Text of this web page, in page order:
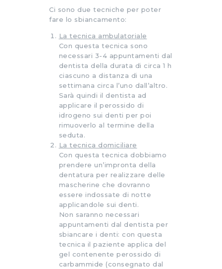
Ci sono due tecniche per poter
fare lo sbiancamento:
La tecnica ambulatoriale
Con questa tecnica sono
necessari 3-4 appuntamenti dal
dentista della durata di circa 1 h
ciascuno a distanza di una
settimana circa l’uno dall’altro.
Sarà quindi il dentista ad
applicare il perossido di
idrogeno sui denti per poi
rimuoverlo al termine della
seduta.
La tecnica domiciliare
Con questa tecnica dobbiamo
prendere un’impronta della
dentatura per realizzare delle
mascherine che dovranno
essere indossate di notte
applicandole sui denti.
Non saranno necessari
appuntamenti dal dentista per
sbiancare i denti: con questa
tecnica il paziente applica del
gel contenente perossido di
carbammide (consegnato dal